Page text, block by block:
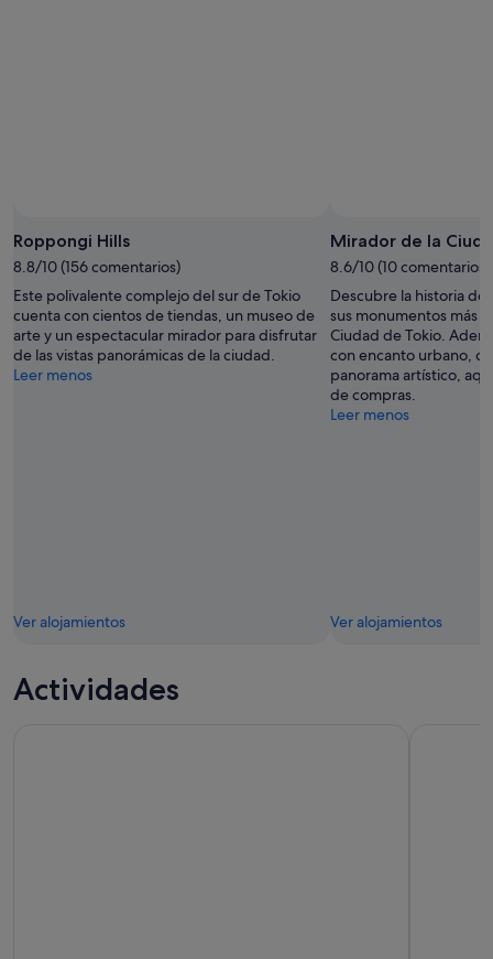
Roppongi Hills
8.8/10 (156 comentarios)
Este polivalente complejo del sur de Tokio
cuenta con cientos de tiendas, un museo de
arte y un espectacular mirador para disfrutar
de las vistas panorámicas de la ciudad.
Leer menos
Ver alojamientos
Mirador de la
8.6/10 (10 comentarios)
Descubre la historia
sus monumentos más
Ciudad de Tokio.
con encanto urbano,
panorama artístico,
de compras.
Leer menos
Ver alojamientos
Actividades